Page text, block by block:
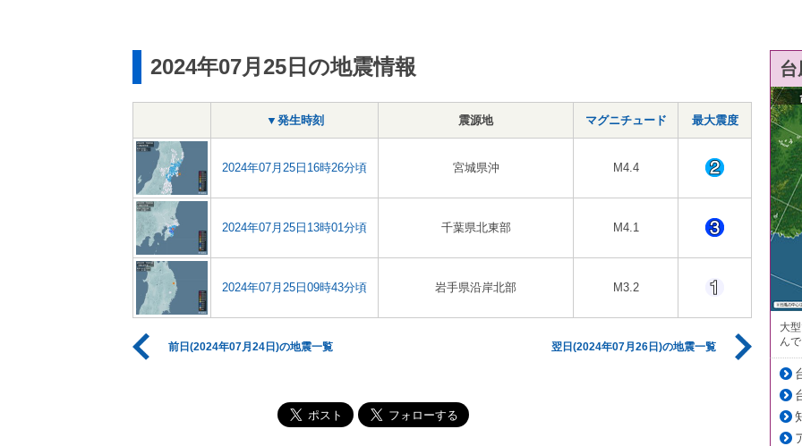
2024年07月25日の地震情報
▼発生時刻 震源地 マグニチュード 最大震度
2024年07月25日16時26分頃 宮城県沖 M4.4
2024年07月25日13時01分頃 千葉県北東部 M4.1
2024年07月25日09時43分頃 岩手県沿岸北部 M3.2
前日(2024年07月24日)の地震一覧 翌日(2024年07月26日)の地震一覧
大
ん